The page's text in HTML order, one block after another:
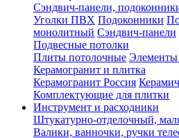
Сэндвич-панели,
Уголки ПВХ Подоконники
монолитный Сэндвич-панели
Подвесные потолки
Плиты потолочные Элементы
Керамогранит и плитка
Керамогранит Россия
Комплектующие для плитки
Инструмент и расходники
Штукатурно-отделочный,
Валики, ванночки, ручки